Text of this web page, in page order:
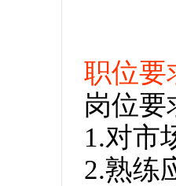
职位要
岗位要
1.对市
2.熟练